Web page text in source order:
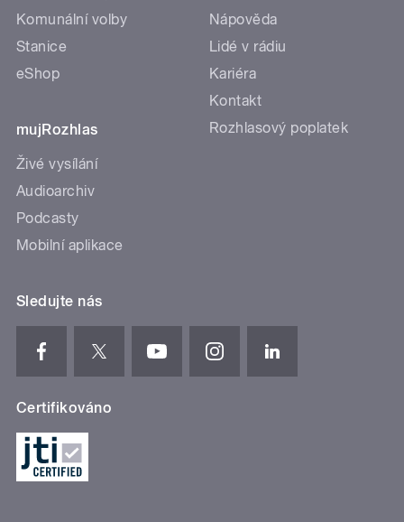
Komunální volby
Stanice
eShop
mujRozhlas
Živé vysílání
Audioarchiv
Podcasty
Mobilní aplikace
Nápověda
Lidé v rádiu
Kariéra
Kontakt
Rozhlasový poplatek
Sledujte nás
Certifikováno